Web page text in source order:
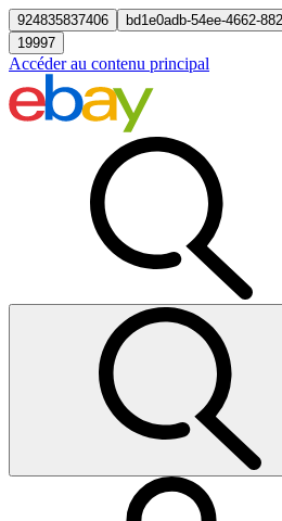
924835837406
bd1e0adb-54ee-4662-
19997
Accéder au contenu principal